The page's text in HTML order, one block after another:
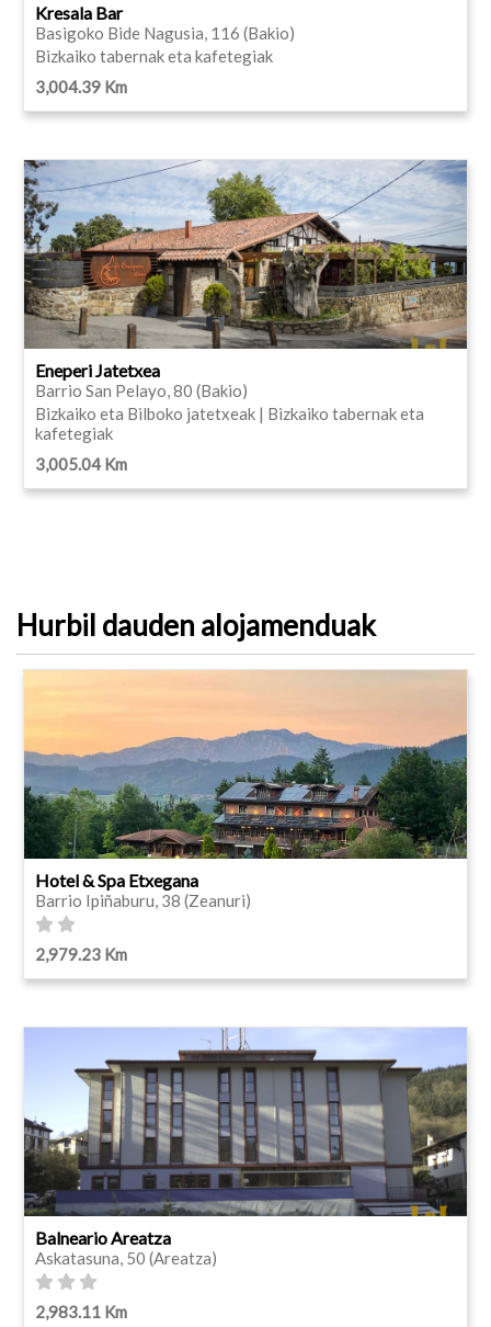
Kresala Bar
Basigoko Bide Nagusia, 116 (Bakio)
Bizkaiko tabernak eta kafetegiak
3,004.39 Km
Eneperi Jatetxea
Barrio San Pelayo, 80 (Bakio)
Bizkaiko eta Bilboko jatetxeak | Bizkaiko tabernak eta
kafetegiak
3,005.04 Km
Hurbil dauden alojamenduak
Hotel & Spa Etxegana
Barrio Ipiñaburu, 38 (Zeanuri)
2,979.23 Km
Balneario Areatza
Askatasuna, 50 (Areatza)
2,983.11 Km